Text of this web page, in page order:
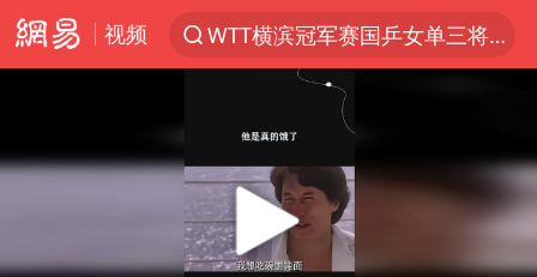
视频
WTT横滨冠军赛国乒女单三将晋级四强
光影经济撬动暑期消费新蓝海
大V：马科斯把路走绝了
白海豚将正面袭击贯穿浙江
杭州全市有序停课